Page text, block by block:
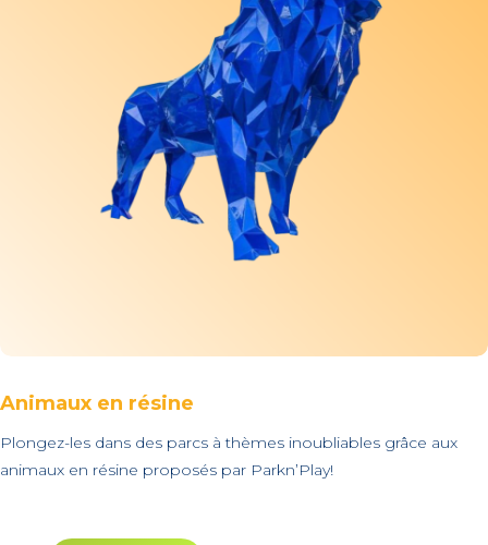
Animaux en résine
Plongez-les dans des parcs à thèmes inoubliables grâce aux
animaux en résine proposés par Parkn’Play!